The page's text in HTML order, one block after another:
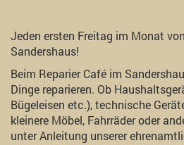
Jeden ersten Freitag im Monat
Sandershaus!
Beim Reparier Café im
Dinge reparieren. Ob
Bügeleisen etc.), technische
kleinere Möbel, Fahrräder oder
unter Anleitung unserer